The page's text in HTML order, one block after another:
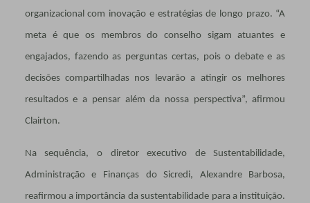
organizacional com inovação e estratégias de longo prazo. “A
meta é que os membros do conselho sigam atuantes e
engajados, fazendo as perguntas certas, pois o debate e as
decisões compartilhadas nos levarão a atingir os melhores
resultados e a pensar além da nossa perspectiva”, afirmou
Clairton.
Na sequência, o diretor executivo de Sustentabilidade,
Administração e Finanças do Sicredi, Alexandre Barbosa,
reafirmou a importância da sustentabilidade para a instituição.